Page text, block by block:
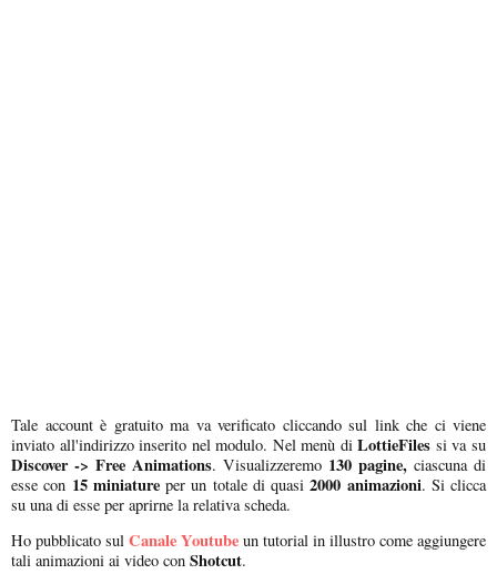
Tale account è gratuito ma va verificato cliccando sul link che ci viene
inviato all'indirizzo inserito nel modulo. Nel menù diLottieFiles si va su
Discover -> Free Animations. Visualizzeremo 130 pagine, ciascuna di
esse con 15 miniatureper un totale di quasi2000 animazioni. Si clicca
su una di esse per aprirne la relativa scheda.
Ho pubblicato sul Canale Youtube un tutorial in illustro come aggiungere
tali animazioni ai video con Shotcut.